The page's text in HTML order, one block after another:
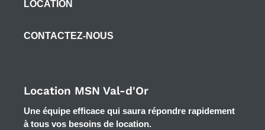
LOCATION
CONTACTEZ-NOUS
Location MSN Val-d'Or
Une équipe efficace qui saura répondre rapidement
à tous vos besoins de location.